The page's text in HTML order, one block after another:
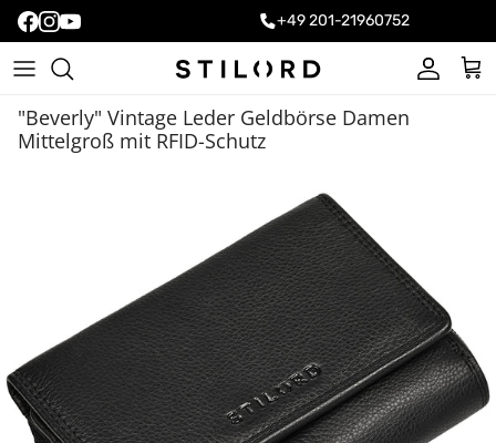
+49 201-21960752
Konto
"Beverly" Vintage Leder Geldbörse Damen
Mittelgroß mit RFID-Schutz